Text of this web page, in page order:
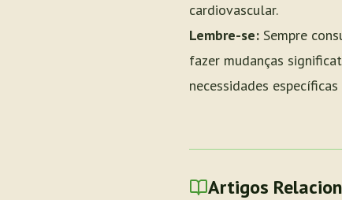
cardiovascular.
Lembre-se: Sempre
fazer mudanças
necessidades
Artigos